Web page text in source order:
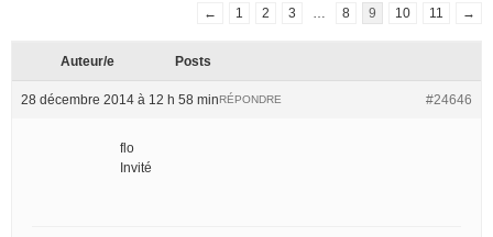
←
1 2 3 8 9 10 11 →
Auteur/e Posts
28 décembre 2014 à 12 h 58 min #24646
RÉPONDRE
flo
Invité